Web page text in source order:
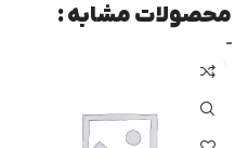
محصولات مشابه :